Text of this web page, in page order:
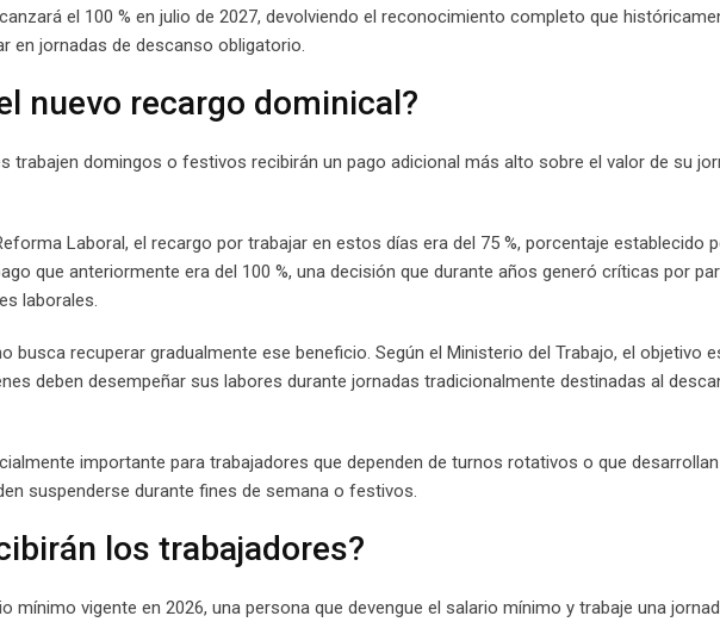
el 100 % en julio de 2027, devolviendo el reconocimiento completo que
en jornadas de descanso obligatorio.
nuevo recargo dominical?
trabajen domingos o festivos recibirán un pago adicional más alto sobre el valor de su
Laboral, el recargo por trabajar en estos días era del 75 %, porcentaje establecido
que anteriormente era del 100 %, una decisión que durante años generó críticas por
laborales.
busca recuperar gradualmente ese beneficio. Según el Ministerio del Trabajo, el objetivo
deben desempeñar sus labores durante jornadas tradicionalmente destinadas al
importante para trabajadores que dependen de turnos rotativos o que desarrollan
suspenderse durante fines de semana o festivos.
los trabajadores?
mínimo vigente en 2026, una persona que devengue el salario mínimo y trabaje una